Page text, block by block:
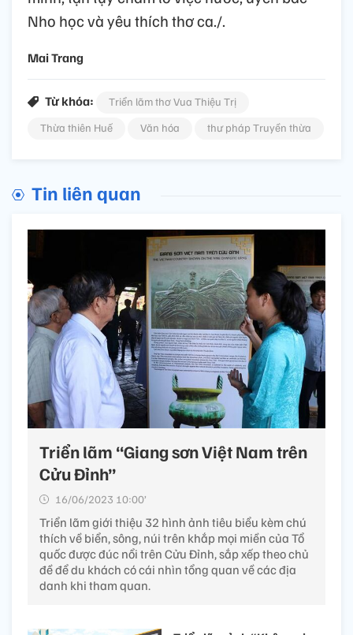
Nho học và yêu thích thơ ca./.
Mai Trang
Từ khóa:
Triển lãm thơ Vua Thiệu Trị
Thừa thiên Huế
Văn hóa thư pháp Truyền thừa
Tin liên quan
Triển lãm “Giang sơn Việt Nam trên
Cửu Đỉnh”
16/06/2023 10:00’
Triển lãm giới thiệu 32 hình ảnh tiêu biểu kèm chú
thích về biển, sông, núi trên khắp mọi miền của Tổ
quốc được đúc nổi trên Cửu Đỉnh, sắp xếp theo chủ
đề để du khách có cái nhìn tổng quan về các địa
danh khi tham quan.